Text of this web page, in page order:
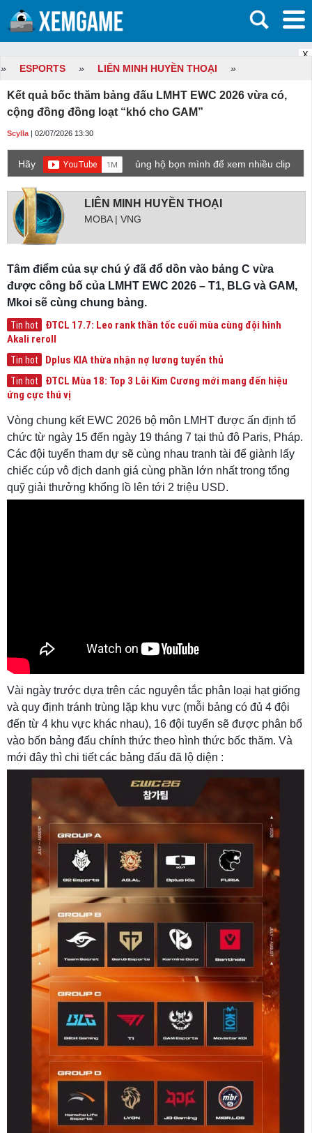
X
» ESPORTS » LIÊN MINH HUYỀN THOẠI »
Kết quả bốc thăm bảng đấu LMHT EWC 2026 vừa có,
cộng đồng đồng loạt “khó cho GAM”
Scylla | 02/07/2026 13:30
Hãy
ủng hộ bọn mình để xem nhiều clip
LIÊN MINH HUYỀN THOẠI
MOBA | VNG
Tâm điểm của sự chú ý đã đổ dồn vào bảng C vừa
được công bố của LMHT EWC 2026 – T1, BLG và GAM,
Mkoi sẽ cùng chung bảng.
Tin hot
ĐTCL 17.7: Leo rank thần tốc cuối mùa cùng đội hình
Akali reroll
Tin hot Dplus KIA thừa nhận nợ lương tuyển thủ
Tin hot
ĐTCL Mùa 18: Top 3 Lõi Kim Cương mới mang đến hiệu
ứng cực thú vị
Vòng chung kết EWC 2026 bộ môn LMHT được ấn định tổ
chức từ ngày 15 đến ngày 19 tháng 7 tại thủ đô Paris, Pháp.
Các đội tuyển tham dự sẽ cùng nhau tranh tài để giành lấy
chiếc cúp vô địch danh giá cùng phần lớn nhất trong tổng
quỹ giải thưởng khổng lồ lên tới 2 triệu USD.
Vài ngày trước dựa trên các nguyên tắc phân loại hạt giống
và quy định tránh trùng lặp khu vực (mỗi bảng có đủ 4 đội
đến từ 4 khu vực khác nhau), 16 đội tuyển sẽ được phân bổ
vào bốn bảng đấu chính thức theo hình thức bốc thăm. Và
mới đây thì chi tiết các bảng đấu đã lộ diện :